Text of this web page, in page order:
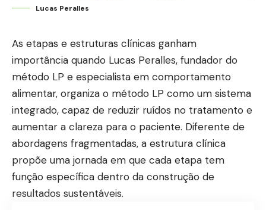
Lucas Peralles
As etapas e estruturas clínicas ganham
importância quando Lucas Peralles, fundador do
método LP e especialista em comportamento
alimentar, organiza o método LP como um sistema
integrado, capaz de reduzir ruídos no tratamento e
aumentar a clareza para o paciente. Diferente de
abordagens fragmentadas, a estrutura clínica
propõe uma jornada em que cada etapa tem
função específica dentro da construção de
resultados sustentáveis.